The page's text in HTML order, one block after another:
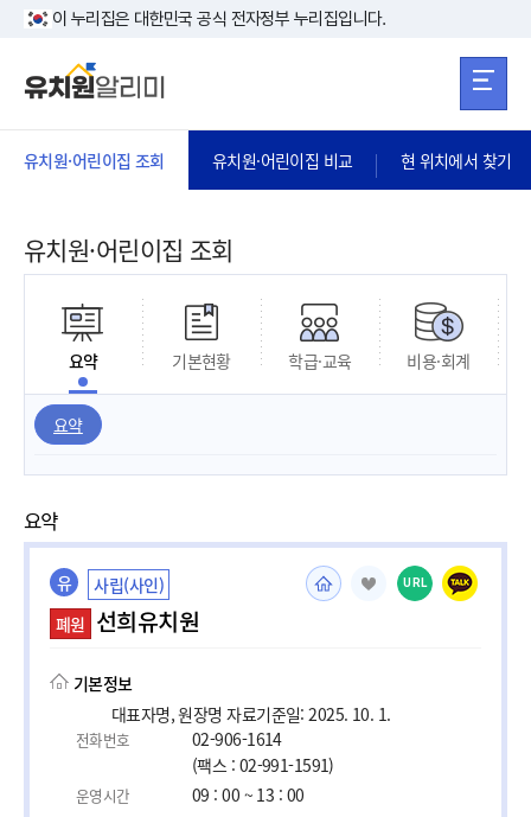
본문 바로가기
이 누리집은 대한민국 공식 전자정부 누리집입니다.
유치원·어린이집 조회 유치원·어린이집 비교 현 위치에서 찾기
유치원·어린이집 조회
요약 기본현황 학급·교육 비용·회계
요약
요약
유
사립(사인)
폐원 선희유치원
URL
기본정보
대표자명, 원장명 자료기준일: 2025. 10. 1.
전화번호
02-906-1614
(팩스 : 02-991-1591)
운영시간 09 : 00 ~ 13 : 00